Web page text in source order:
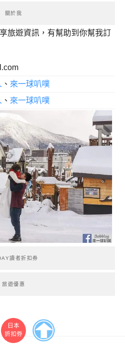
關於我
旅遊資訊，有幫助到你幫我訂
、 來一球叭噗
、 來一球叭噗
讀者折扣券
旅遊優惠